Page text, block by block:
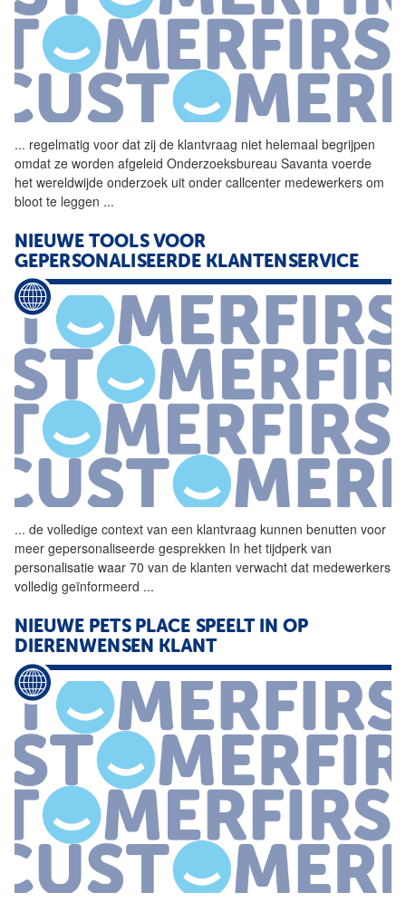
... regelmatig voor dat zij de klantvraag niet helemaal begrijpen
omdat ze worden afgeleid Onderzoeksbureau Savanta voerde
het wereldwijde onderzoek uit onder callcenter medewerkers om
bloot te leggen ...
NIEUWE TOOLS VOOR
GEPERSONALISEERDE KLANTENSERVICE
... de volledige context van een klantvraag kunnen benutten voor
meer gepersonaliseerde gesprekken In het tijdperk van
personalisatie waar 70 van de klanten verwacht dat medewerkers
volledig geïnformeerd ...
NIEUWE PETS PLACE SPEELT IN OP
DIERENWENSEN KLANT